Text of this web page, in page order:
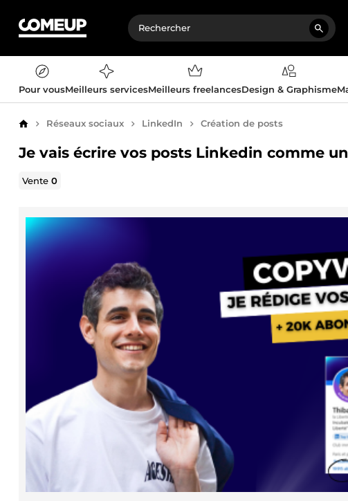
Pour vousMeilleurs servicesMeilleurs freelancesDesign & Graphisme
AccueilRéseaux sociaux LinkedIn Création de posts
Je vais écrire vos posts Linkedin comme
Vente0